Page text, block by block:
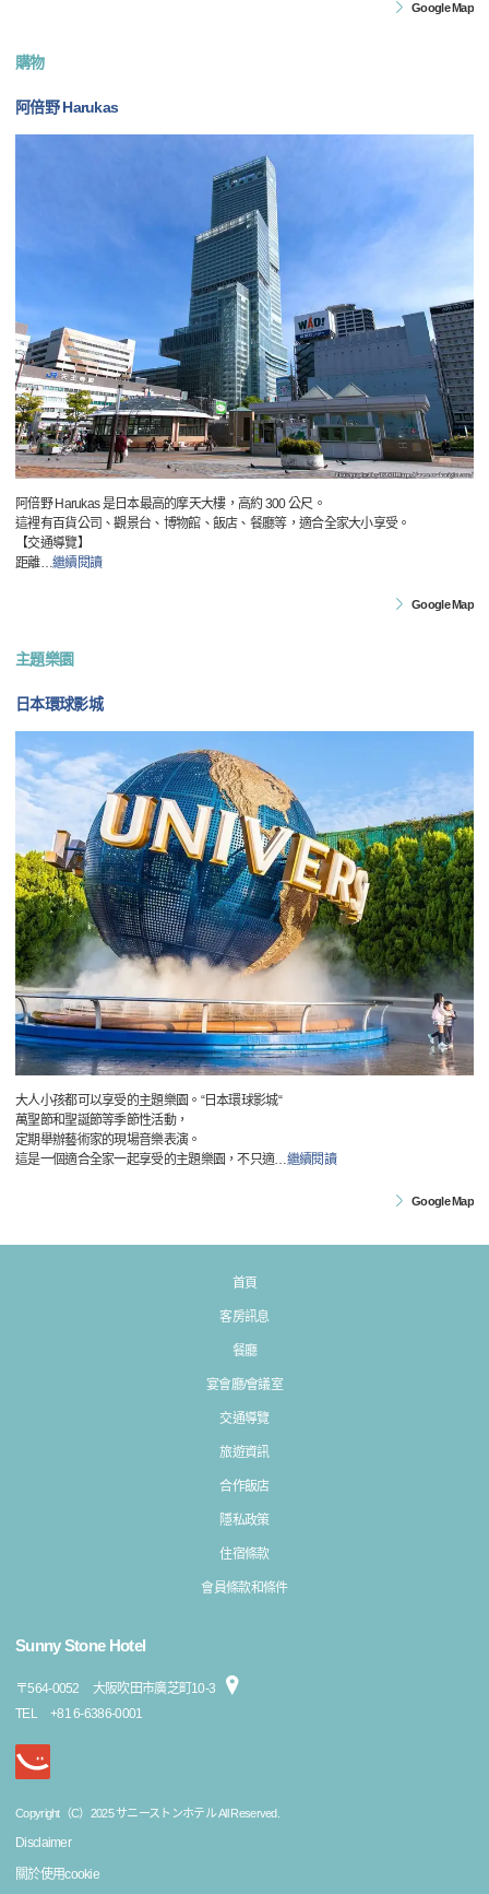
Google Map
購物
阿倍野 Harukas
阿倍野 Harukas 是日本最高的摩天大樓，高約 300 公尺。
這裡有百貨公司、觀景台、博物館、飯店、餐廳等，適合全家大小享受。
【交通導覽】
距離…繼續閱讀
Google Map
主題樂園
日本環球影城
大人小孩都可以享受的主題樂園。“日本環球影城“
萬聖節和聖誕節等季節性活動，
定期舉辦藝術家的現場音樂表演。
這是一個適合全家一起享受的主題樂園，不只適…繼續閱讀
Google Map
首頁
客房訊息
餐廳
宴會廳/會議室
交通導覽
旅遊資訊
合作飯店
隱私政策
住宿條款
會員條款和條件
Sunny Stone Hotel
〒564-0052
大阪吹田市廣芝町10-3
TEL
+81 6-6386-0001
Copyright（C）2025 サニーストンホテル All Reserved.
Disclaimer
關於使用cookie